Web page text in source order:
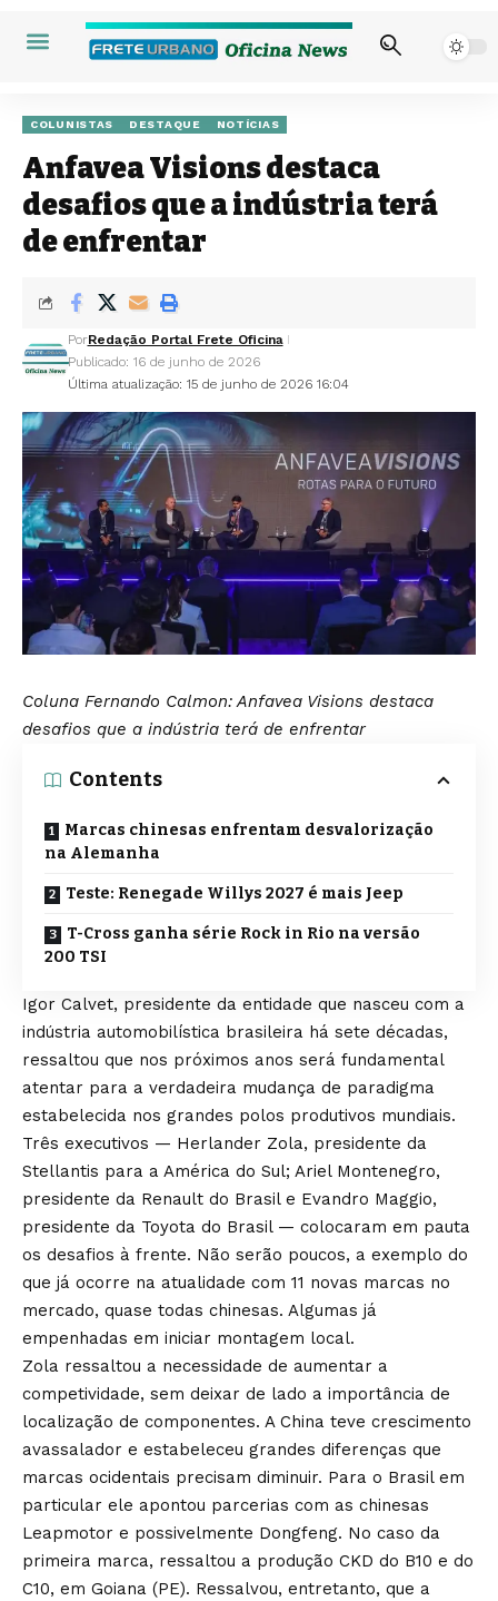
COLUNISTAS DESTAQUE NOTÍCIAS
Anfavea Visions destaca
desafios que a indústria terá
de enfrentar
Última atualização: 15 de junho de 2026 16:04
PorRedação Portal Frete Oficina
Publicado: 16 de junho de 2026
Coluna Fernando Calmon: Anfavea Visions destaca
desafios que a indústria terá de enfrentar
Contents
Marcas chinesas enfrentam desvalorização
na Alemanha
Teste: Renegade Willys 2027 é mais Jeep
T-Cross ganha série Rock in Rio na versão
200 TSI
Igor Calvet, presidente da entidade que nasceu com a
indústria automobilística brasileira há sete décadas,
ressaltou que nos próximos anos será fundamental
atentar para a verdadeira mudança de paradigma
estabelecida nos grandes polos produtivos mundiais.
Três executivos — Herlander Zola, presidente da
Stellantis para a América do Sul; Ariel Montenegro,
presidente da Renault do Brasil e Evandro Maggio,
presidente da Toyota do Brasil — colocaram em pauta
os desafios à frente. Não serão poucos, a exemplo do
que já ocorre na atualidade com 11 novas marcas no
mercado, quase todas chinesas. Algumas já
empenhadas em iniciar montagem local.
Zola ressaltou a necessidade de aumentar a
competividade, sem deixar de lado a importância de
localização de componentes. A China teve crescimento
avassalador e estabeleceu grandes diferenças que
marcas ocidentais precisam diminuir. Para o Brasil em
particular ele apontou parcerias com as chinesas
Leapmotor e possivelmente Dongfeng. No caso da
primeira marca, ressaltou a produção CKD do B10 e do
C10, em Goiana (PE). Ressalvou, entretanto, que a